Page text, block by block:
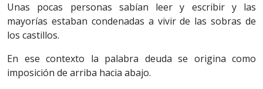
Unas pocas personas sabían leer y escribir y las
mayorías estaban condenadas a vivir de las sobras de
los castillos.
En ese contexto la palabra deuda se origina como
imposición de arriba hacia abajo.